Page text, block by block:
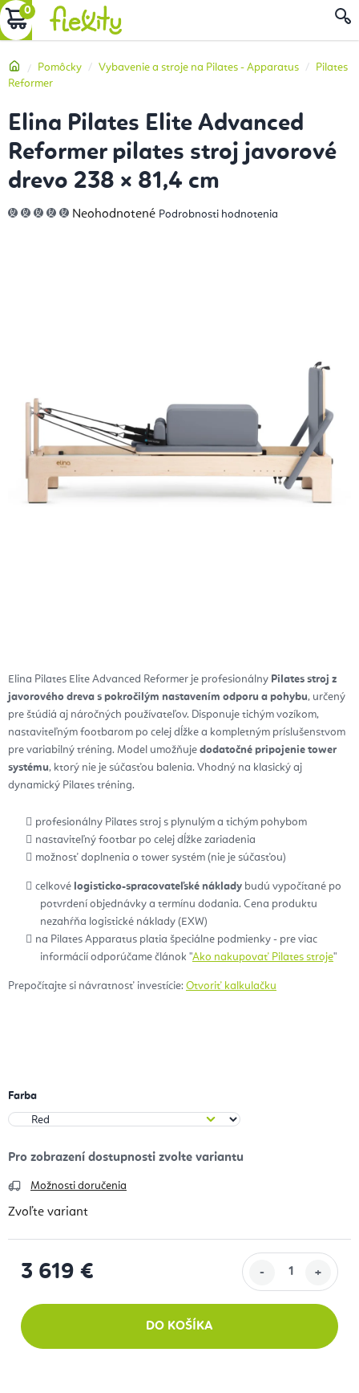
Prejsť
na
NÁKUPNÝ
DomovPomôcky Vybavenie a stroje na Pilates - Apparatus
Pilates
Reformer
Elina Pilates Elite Advanced Reformer je profesionálny Pilates stroj z
javorového dreva s pokročilým nastavením odporu a pohybu, určený
pre štúdiá aj náročných používateľov. Disponuje tichým vozíkom,
nastaviteľným footbarom po celej dĺžke a kompletným príslušenstvom
pre variabilný tréning. Model umožňuje dodatočné pripojenie tower
systému, ktorý nie je súčasťou balenia. Vhodný na klasický aj
dynamický Pilates tréning.
profesionálny Pilates stroj s plynulým a tichým pohybom
nastaviteľný footbar po celej dĺžke zariadenia
možnosť doplnenia o tower systém (nie je súčasťou)
celkové logisticko-spracovateľské náklady budú vypočítané po
potvrdení objednávky a termínu dodania. Cena produktu
nezahŕňa logistické náklady (EXW)
na Pilates Apparatus platia špeciálne podmienky - pre viac
informácií odporúčame článok "Ako nakupovať Pilates stroje"
Prepočítajte si návratnosť investície: Otvoriť kalkulačku
Farba
Možnosti doručenia
Zvoľte variant
3 619 €
DO KOŠÍKA
Elina Pilates Elite Advanced
Reformer pilates stroj javorové
drevo 238 × 81,4 cm
Priemerné
hodnotenie
Neohodnotené Podrobnosti hodnotenia